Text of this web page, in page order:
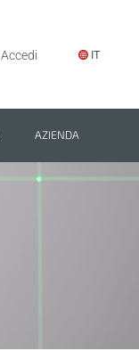
IT
Accedi
AZIENDA